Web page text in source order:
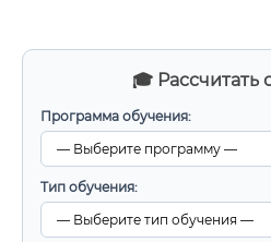
🎓 Рассчитать
Программа обучения:
Тип обучения: